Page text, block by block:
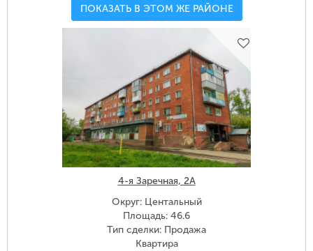
ПОКАЗАТЬ В ЭТОМ ЖЕ РАЙОНЕ
4-я Заречная, 2А
Округ: Центальный
Площадь: 46.6
Тип сделки: Продажа
Квартира